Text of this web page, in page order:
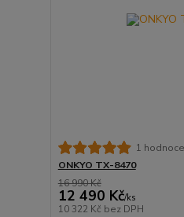
1
ONKYO TX-8470
16 990 Kč
12 490 Kč/ks
10 322 Kč bez DPH